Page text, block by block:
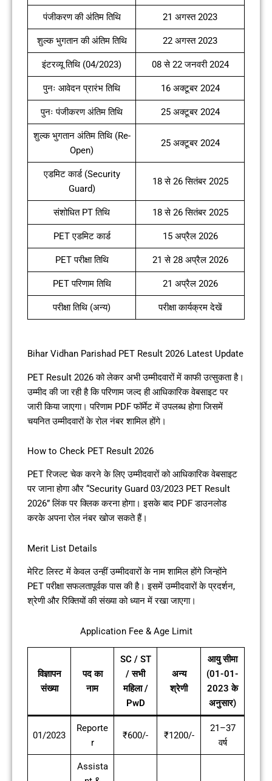
पंजीकरण की अंतिम तिथि 21 अगस्त 2023
शुल्क भुगतान की अंतिम तिथि 22 अगस्त 2023
इंटरव्यू तिथि (04/2023) 08 से 22 जनवरी 2024
पुनः आवेदन प्रारंभ तिथि 16 अक्टूबर 2024
पुनः पंजीकरण अंतिम तिथि 25 अक्टूबर 2024
शुल्क भुगतान अंतिम तिथि (Re-
Open)
25 अक्टूबर 2024
एडमिट कार्ड (Security
Guard)
18 से 26 सितंबर 2025
संशोधित PT तिथि 18 से 26 सितंबर 2025
PET एडमिट कार्ड 15 अप्रैल 2026
PET परीक्षा तिथि 21 से 28 अप्रैल 2026
PET परिणाम तिथि 21 अप्रैल 2026
परीक्षा तिथि (अन्य) परीक्षा कार्यक्रम देखें
Bihar Vidhan Parishad PET Result 2026 Latest Update
PET Result 2026 को लेकर अभी उम्मीदवारों में काफी उत्सुकता है।
उम्मीद की जा रही है कि परिणाम जल्द ही आधिकारिक वेबसाइट पर
जारी किया जाएगा। परिणाम PDF फॉर्मेट में उपलब्ध होगा जिसमें
चयनित उम्मीदवारों के रोल नंबर शामिल होंगे।
How to Check PET Result 2026
PET रिजल्ट चेक करने के लिए उम्मीदवारों को आधिकारिक वेबसाइट
पर जाना होगा और “Security Guard 03/2023 PET Result
2026” लिंक पर क्लिक करना होगा। इसके बाद PDF डाउनलोड
करके अपना रोल नंबर खोज सकते हैं।
Merit List Details
मेरिट लिस्ट में केवल उन्हीं उम्मीदवारों के नाम शामिल होंगे जिन्होंने
PET परीक्षा सफलतापूर्वक पास की है। इसमें उम्मीदवारों के प्रदर्शन,
श्रेणी और रिक्तियों की संख्या को ध्यान में रखा जाएगा।
Application Fee & Age Limit
विज्ञापन
संख्या
पद का
नाम
SC / ST
/ सभी
महिला /
PwD
अन्य
श्रेणी
आयु सीमा
(01-01-
2023 के
अनुसार)
01/2023
Reporte
r
₹600/- ₹1200/-
21–37
वर्ष
Assista